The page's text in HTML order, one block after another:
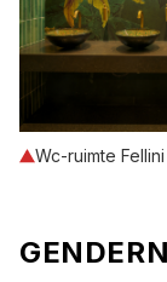
Wc-ruimte